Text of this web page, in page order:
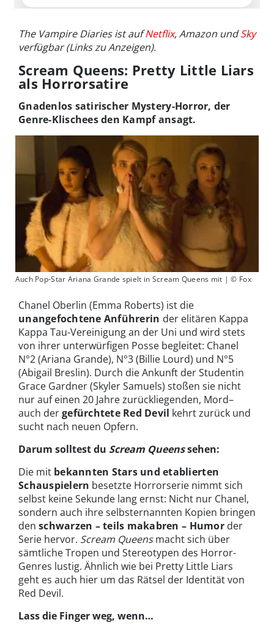
The Vampire Diaries ist aufNetflix, Amazon undSky
verfügbar (Links zu Anzeigen).
Scream Queens: Pretty Little Liars
als Horrorsatire
Gnadenlos satirischer Mystery-Horror, der
Genre-Klischees den Kampf ansagt.
Auch Pop-Star Ariana Grande spielt in Scream Queens mit | © Fox
Chanel Oberlin (Emma Roberts) ist die
unangefochtene Anführerin der elitären Kappa
Kappa Tau-Vereinigung an der Uni und wird stets
von ihrer unterwürfigen Posse begleitet: Chanel
N°2 (Ariana Grande), N°3 (Billie Lourd) und N°5
(Abigail Breslin). Durch die Ankunft der Studentin
Grace Gardner (Skyler Samuels) stoßen sie nicht
nur auf einen 20 Jahre zurückliegenden, Mord–
auch dergefürchtete Red Devil kehrt zurück und
sucht nach neuen Opfern.
Darum solltest du Scream Queenssehen:
Die mit bekannten Stars und etablierten
Schauspielern besetzte Horrorserie nimmt sich
selbst keine Sekunde lang ernst: Nicht nur Chanel,
sondern auch ihre selbsternannten Kopien bringen
den schwarzen – teils makabren – Humorder
Serie hervor. Scream Queensmacht sich über
sämtliche Tropen und Stereotypen des Horror-
Genres lustig. Ähnlich wie bei Pretty Little Liars
geht es auch hier um das Rätsel der Identität von
Red Devil.
Lass die Finger weg, wenn…